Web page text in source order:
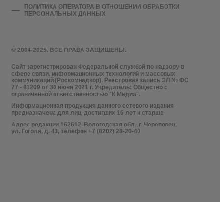
© 2004-2025. ВСЕ ПРАВА ЗАЩИЩЕНЫ.
Сайт зарегистрирован Федеральной службой по надзору в
сфере связи, информационных технологий и массовых
коммуникаций (Роскомнадзор). Реестровая запись ЭЛ № ФС
77 - 81209 от 30 июня 2021 г. Учредитель: Общество с
ограниченной ответственностью "К Медиа".
Информационная продукция данного сетевого издания
предназначена для лиц, достигших 16 лет и старше
Адрес редакции 162612, Вологодская обл., г. Череповец,
ул. Гоголя, д. 43, телефон +7 (8202) 28-20-40
ПОЛИТИКА ОПЕРАТОРА В ОТНОШЕНИИ ОБРАБОТКИ
ПЕРСОНАЛЬНЫХ ДАННЫХ